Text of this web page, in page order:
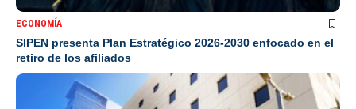
ECONOMÍA
SIPEN presenta Plan Estratégico 2026-2030 enfocado en el
retiro de los afiliados